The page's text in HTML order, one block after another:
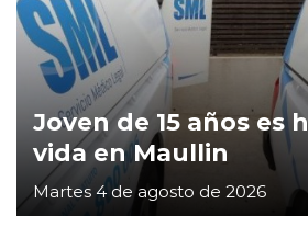
Joven de 15 años es
vida en Maullin
Martes 4 de agosto de 2026